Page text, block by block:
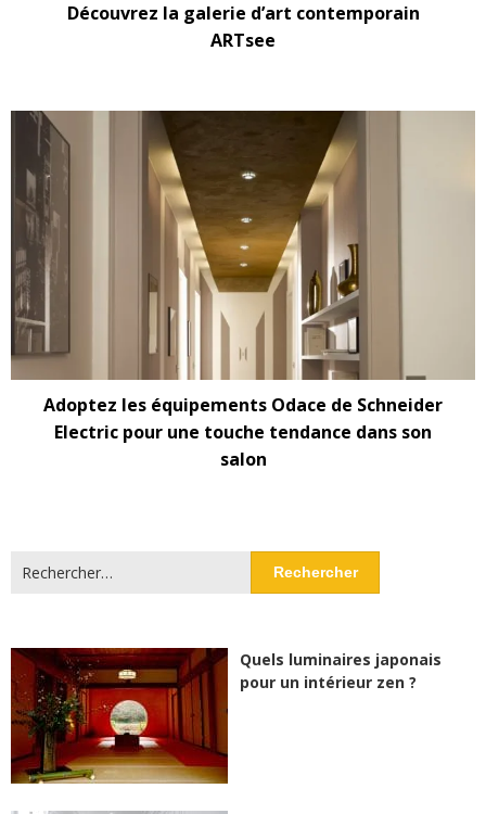
Découvrez la galerie d’art contemporain
ARTsee
Adoptez les équipements Odace de Schneider
Electric pour une touche tendance dans son
salon
Rechercher :
Quels luminaires japonais
pour un intérieur zen ?